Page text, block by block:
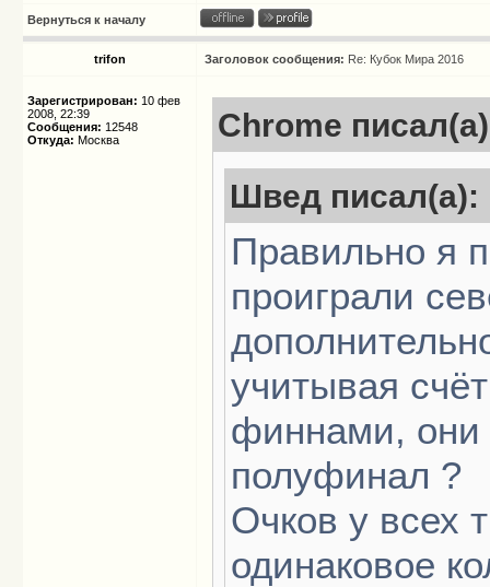
Вернуться к началу
trifon Заголовок сообщения: Re: Кубок Мира 2016
Зарегистрирован: 10 фев
2008, 22:39
Сообщения: 12548
Откуда: Москва
Chrome
Швед писал(а):
Правильно я
проиграли
учитывая
финнами,
полуфинал ?
Очков у всех
одинаковое